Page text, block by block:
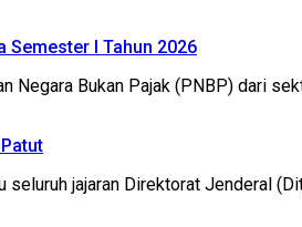
Semester I Tahun 2026
Negara Bukan Pajak (PNBP) dari
seluruh jajaran Direktorat Jenderal